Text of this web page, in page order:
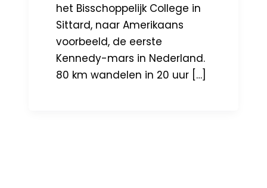
het Bisschoppelijk College in
Sittard, naar Amerikaans
voorbeeld, de eerste
Kennedy-mars in Nederland.
80 km wandelen in 20 uur […]